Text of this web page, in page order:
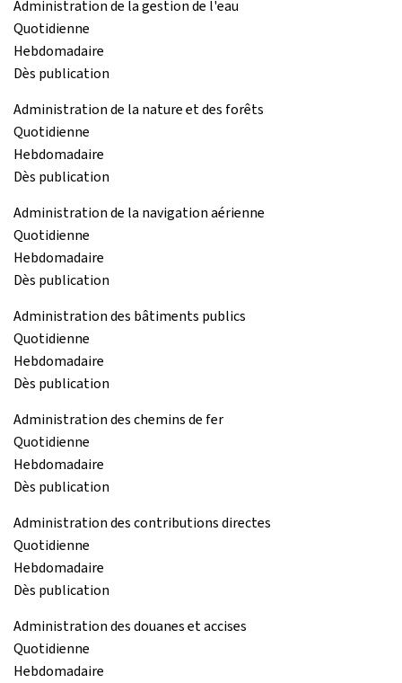
Administration de la gestion de l'eau
Quotidienne
Hebdomadaire
Dès publication
Administration de la nature et des forêts
Quotidienne
Hebdomadaire
Dès publication
Administration de la navigation aérienne
Quotidienne
Hebdomadaire
Dès publication
Administration des bâtiments publics
Quotidienne
Hebdomadaire
Dès publication
Administration des chemins de fer
Quotidienne
Hebdomadaire
Dès publication
Administration des contributions directes
Quotidienne
Hebdomadaire
Dès publication
Administration des douanes et accises
Quotidienne
Hebdomadaire